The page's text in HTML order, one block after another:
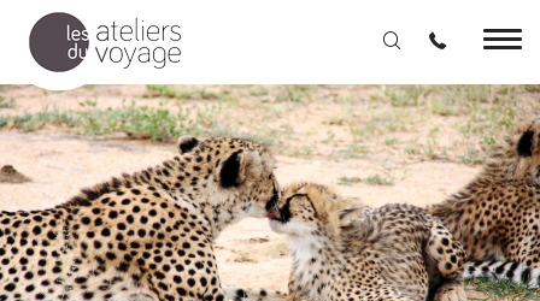
Aller au contenu principal